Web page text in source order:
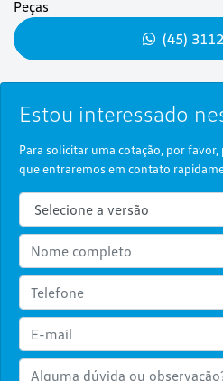
Estou interessado
Para solicitar uma cotação, por
que entraremos em contato
Peças
(45)